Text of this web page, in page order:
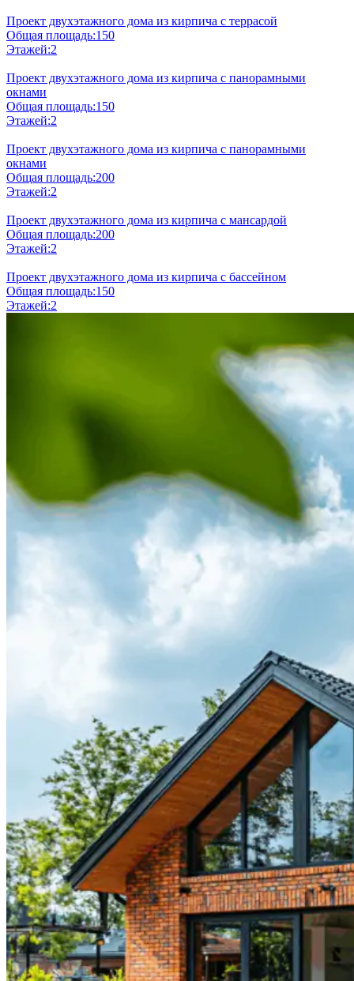
Проект двухэтажного дома из кирпича с террасой
Общая площадь:150
Этажей:2
Проект двухэтажного дома из кирпича с панорамными
окнами
Общая площадь:150
Этажей:2
Проект двухэтажного дома из кирпича с панорамными
окнами
Общая площадь:200
Этажей:2
Проект двухэтажного дома из кирпича с мансардой
Общая площадь:200
Этажей:2
Проект двухэтажного дома из кирпича с бассейном
Общая площадь:150
Этажей:2